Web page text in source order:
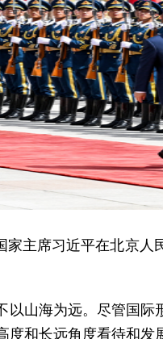
家主席习近平在北京
以山海为远。尽管国
度和长远角度看待和